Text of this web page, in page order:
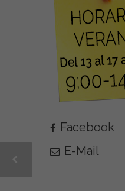
Facebook
E-Mail